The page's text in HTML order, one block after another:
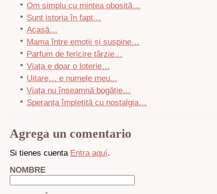
Om simplu cu mintea obosită…
Sunt istoria în fapt…
Acasă…
Mama între emoții și suspine…
Parfum de fericire târzie…
Viața e doar o loterie…
Uitare… e numele meu...
Viața nu înseamnă bogăție…
Speranța împletită cu nostalgia…
Agrega un comentario
Si tienes cuenta Entra aquí.
NOMBRE